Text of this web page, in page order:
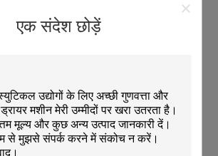
एक संदेश छोड़ें